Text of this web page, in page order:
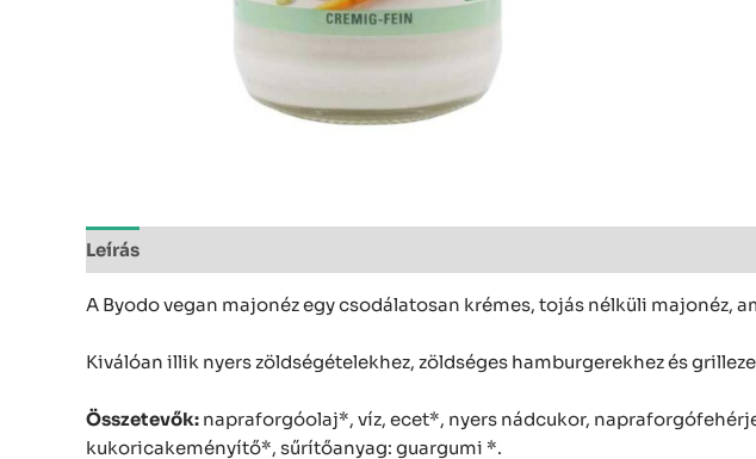
Leírás
A Byodo vegan majonéz egy csodálatosan krémes, tojás nélküli majonéz,
Kiválóan illik nyers zöldségételekhez, zöldséges hamburgerekhez és
Összetevők: napraforgóolaj*, víz, ecet*, nyers nádcukor,
kukoricakeményítő*, sűrítőanyag: guargumi *.